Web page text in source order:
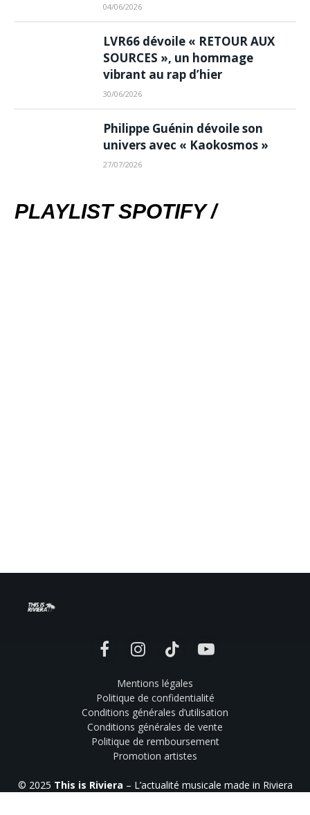
04/06/2026
LVR66 dévoile « RETOUR AUX
SOURCES », un hommage
vibrant au rap d’hier
30/06/2026
Philippe Guénin dévoile son
univers avec « Kaokosmos »
27/07/2026
PLAYLIST SPOTIFY /
FacebookInstagramTikTok YouTube
Mentions légales
Politique de confidentialité
Conditions générales d’utilisation
Conditions générales de vente
Politique de remboursement
Promotion artistes
© 2025 This is Riviera – L’actualité musicale made in Riviera